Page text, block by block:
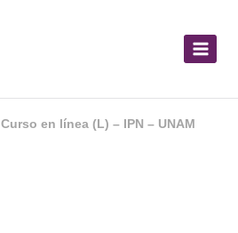
Curso en línea (L) – IPN – UNAM